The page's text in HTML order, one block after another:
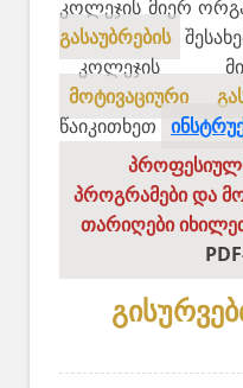
კოლეჯის მიერ
გასაუბრების
კოლეჯის
მოტივაციური
წაიკითხეთ
პროგრამები და
თარიღები